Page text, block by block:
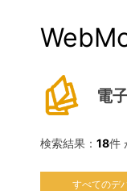
電
検索結果： 18件
すべてのデ